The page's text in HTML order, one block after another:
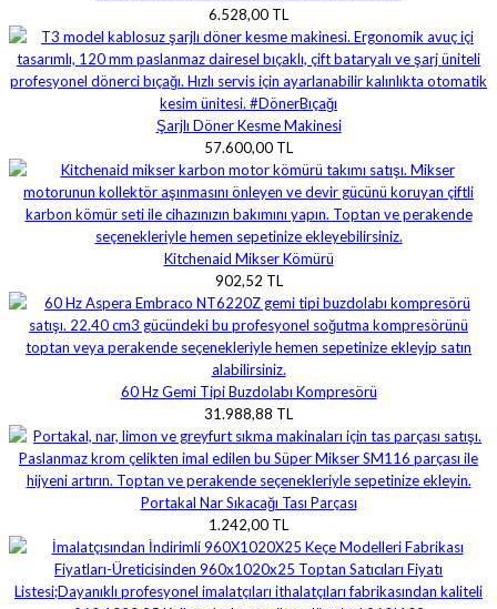
6.528,00 TL
Şarjlı Döner Kesme Makinesi
57.600,00 TL
Kitchenaid Mikser Kömürü
902,52 TL
60 Hz Gemi Tipi Buzdolabı Kompresörü
31.988,88 TL
Portakal Nar Sıkacağı Tası Parçası
1.242,00 TL